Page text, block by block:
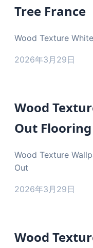
Tree France
Wood Texture
2026年3月29日
Wood
Out
Wood Texture
Out
2026年3月29日
Wood